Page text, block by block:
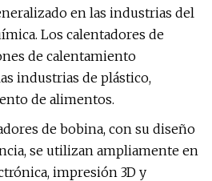
en las industrias del
Los calentadores de
de calentamiento
industrias de plástico,
de alimentos.
de bobina, con su diseño
se utilizan ampliamente en
impresión 3D y